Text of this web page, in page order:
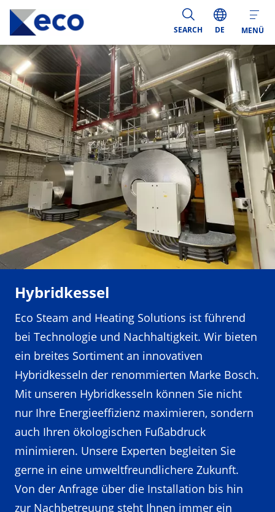
SEARCH DE MENÜ
Hybridkessel
Eco Steam and Heating Solutions ist führend
bei Technologie und Nachhaltigkeit. Wir bieten
ein breites Sortiment an innovativen
Hybridkesseln der renommierten Marke Bosch.
Mit unseren Hybridkesseln können Sie nicht
nur Ihre Energieeffizienz maximieren, sondern
auch Ihren ökologischen Fußabdruck
minimieren. Unsere Experten begleiten Sie
gerne in eine umweltfreundlichere Zukunft.
Von der Anfrage über die Installation bis hin
zur Nachbetreuung steht Ihnen immer ein